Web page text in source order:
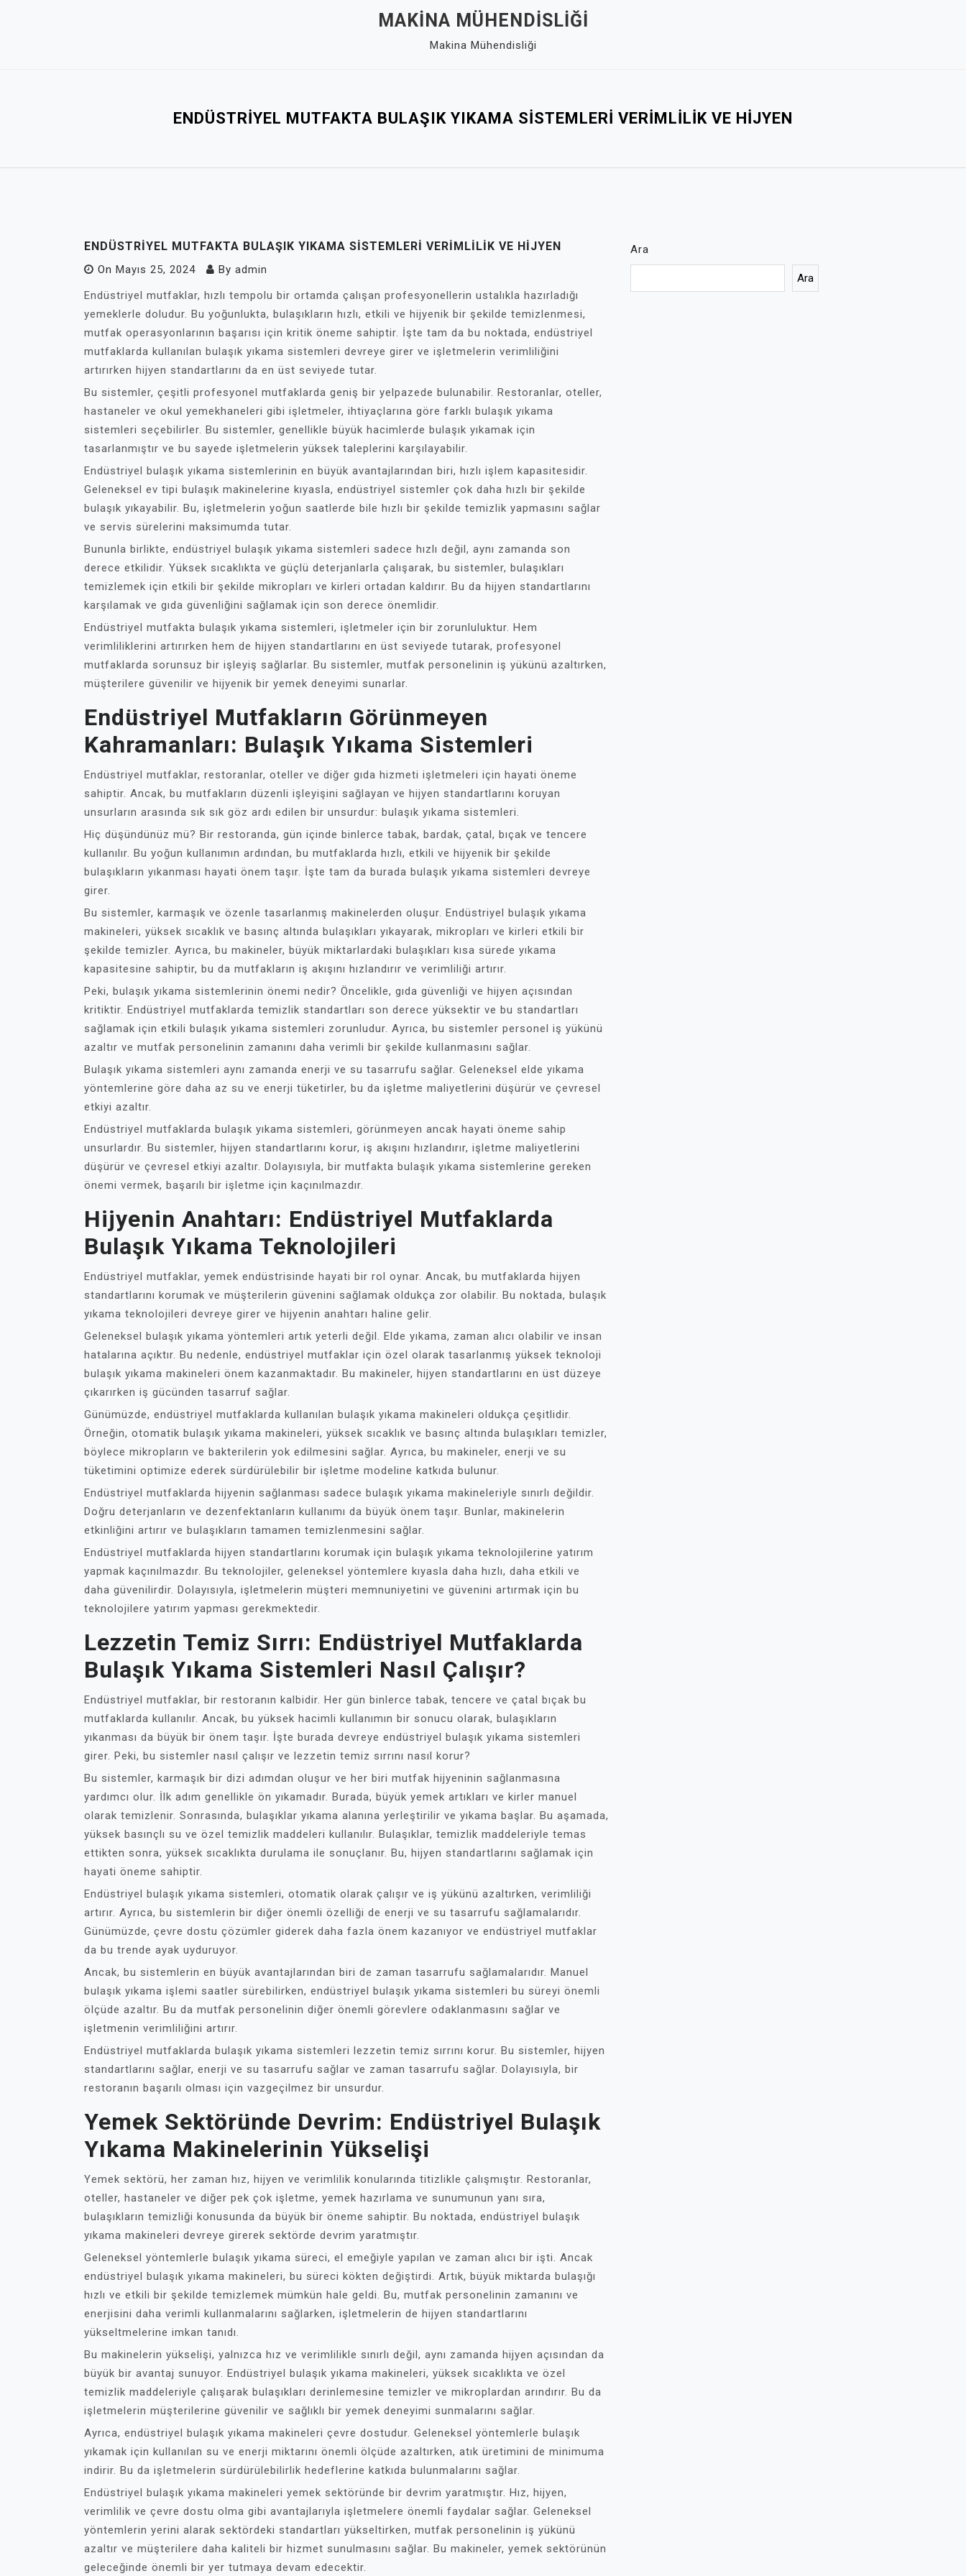
MAKINA MÜHENDISLIĞI
Makina Mühendisliği
ENDÜSTRIYEL MUTFAKTA BULAŞIK YIKAMA SISTEMLERI VERIMLILIK VE HIJYEN
ENDÜSTRIYEL MUTFAKTA BULAŞIK YIKAMA SISTEMLERI VERIMLILIK VE HIJYEN
On Mayıs 25, 2024 By admin
Endüstriyel mutfaklar, hızlı tempolu bir ortamda çalışan profesyonellerin ustalıkla hazırladığı
yemeklerle doludur. Bu yoğunlukta, bulaşıkların hızlı, etkili ve hijyenik bir şekilde temizlenmesi,
mutfak operasyonlarının başarısı için kritik öneme sahiptir. İşte tam da bu noktada, endüstriyel
mutfaklarda kullanılan bulaşık yıkama sistemleri devreye girer ve işletmelerin verimliliğini
artırırken hijyen standartlarını da en üst seviyede tutar.
Bu sistemler, çeşitli profesyonel mutfaklarda geniş bir yelpazede bulunabilir. Restoranlar, oteller,
hastaneler ve okul yemekhaneleri gibi işletmeler, ihtiyaçlarına göre farklı bulaşık yıkama
sistemleri seçebilirler. Bu sistemler, genellikle büyük hacimlerde bulaşık yıkamak için
tasarlanmıştır ve bu sayede işletmelerin yüksek taleplerini karşılayabilir.
Endüstriyel bulaşık yıkama sistemlerinin en büyük avantajlarından biri, hızlı işlem kapasitesidir.
Geleneksel ev tipi bulaşık makinelerine kıyasla, endüstriyel sistemler çok daha hızlı bir şekilde
bulaşık yıkayabilir. Bu, işletmelerin yoğun saatlerde bile hızlı bir şekilde temizlik yapmasını sağlar
ve servis sürelerini maksimumda tutar.
Bununla birlikte, endüstriyel bulaşık yıkama sistemleri sadece hızlı değil, aynı zamanda son
derece etkilidir. Yüksek sıcaklıkta ve güçlü deterjanlarla çalışarak, bu sistemler, bulaşıkları
temizlemek için etkili bir şekilde mikropları ve kirleri ortadan kaldırır. Bu da hijyen standartlarını
karşılamak ve gıda güvenliğini sağlamak için son derece önemlidir.
Endüstriyel mutfakta bulaşık yıkama sistemleri, işletmeler için bir zorunluluktur. Hem
verimliliklerini artırırken hem de hijyen standartlarını en üst seviyede tutarak, profesyonel
mutfaklarda sorunsuz bir işleyiş sağlarlar. Bu sistemler, mutfak personelinin iş yükünü azaltırken,
müşterilere güvenilir ve hijyenik bir yemek deneyimi sunarlar.
Endüstriyel Mutfakların Görünmeyen
Kahramanları: Bulaşık Yıkama Sistemleri
Endüstriyel mutfaklar, restoranlar, oteller ve diğer gıda hizmeti işletmeleri için hayati öneme
sahiptir. Ancak, bu mutfakların düzenli işleyişini sağlayan ve hijyen standartlarını koruyan
unsurların arasında sık sık göz ardı edilen bir unsurdur: bulaşık yıkama sistemleri.
Hiç düşündünüz mü? Bir restoranda, gün içinde binlerce tabak, bardak, çatal, bıçak ve tencere
kullanılır. Bu yoğun kullanımın ardından, bu mutfaklarda hızlı, etkili ve hijyenik bir şekilde
bulaşıkların yıkanması hayati önem taşır. İşte tam da burada bulaşık yıkama sistemleri devreye
girer.
Bu sistemler, karmaşık ve özenle tasarlanmış makinelerden oluşur. Endüstriyel bulaşık yıkama
makineleri, yüksek sıcaklık ve basınç altında bulaşıkları yıkayarak, mikropları ve kirleri etkili bir
şekilde temizler. Ayrıca, bu makineler, büyük miktarlardaki bulaşıkları kısa sürede yıkama
kapasitesine sahiptir, bu da mutfakların iş akışını hızlandırır ve verimliliği artırır.
Peki, bulaşık yıkama sistemlerinin önemi nedir? Öncelikle, gıda güvenliği ve hijyen açısından
kritiktir. Endüstriyel mutfaklarda temizlik standartları son derece yüksektir ve bu standartları
sağlamak için etkili bulaşık yıkama sistemleri zorunludur. Ayrıca, bu sistemler personel iş yükünü
azaltır ve mutfak personelinin zamanını daha verimli bir şekilde kullanmasını sağlar.
Bulaşık yıkama sistemleri aynı zamanda enerji ve su tasarrufu sağlar. Geleneksel elde yıkama
yöntemlerine göre daha az su ve enerji tüketirler, bu da işletme maliyetlerini düşürür ve çevresel
etkiyi azaltır.
Endüstriyel mutfaklarda bulaşık yıkama sistemleri, görünmeyen ancak hayati öneme sahip
unsurlardır. Bu sistemler, hijyen standartlarını korur, iş akışını hızlandırır, işletme maliyetlerini
düşürür ve çevresel etkiyi azaltır. Dolayısıyla, bir mutfakta bulaşık yıkama sistemlerine gereken
önemi vermek, başarılı bir işletme için kaçınılmazdır.
Hijyenin Anahtarı: Endüstriyel Mutfaklarda
Bulaşık Yıkama Teknolojileri
Endüstriyel mutfaklar, yemek endüstrisinde hayati bir rol oynar. Ancak, bu mutfaklarda hijyen
standartlarını korumak ve müşterilerin güvenini sağlamak oldukça zor olabilir. Bu noktada, bulaşık
yıkama teknolojileri devreye girer ve hijyenin anahtarı haline gelir.
Geleneksel bulaşık yıkama yöntemleri artık yeterli değil. Elde yıkama, zaman alıcı olabilir ve insan
hatalarına açıktır. Bu nedenle, endüstriyel mutfaklar için özel olarak tasarlanmış yüksek teknoloji
bulaşık yıkama makineleri önem kazanmaktadır. Bu makineler, hijyen standartlarını en üst düzeye
çıkarırken iş gücünden tasarruf sağlar.
Günümüzde, endüstriyel mutfaklarda kullanılan bulaşık yıkama makineleri oldukça çeşitlidir.
Örneğin, otomatik bulaşık yıkama makineleri, yüksek sıcaklık ve basınç altında bulaşıkları temizler,
böylece mikropların ve bakterilerin yok edilmesini sağlar. Ayrıca, bu makineler, enerji ve su
tüketimini optimize ederek sürdürülebilir bir işletme modeline katkıda bulunur.
Endüstriyel mutfaklarda hijyenin sağlanması sadece bulaşık yıkama makineleriyle sınırlı değildir.
Doğru deterjanların ve dezenfektanların kullanımı da büyük önem taşır. Bunlar, makinelerin
etkinliğini artırır ve bulaşıkların tamamen temizlenmesini sağlar.
Endüstriyel mutfaklarda hijyen standartlarını korumak için bulaşık yıkama teknolojilerine yatırım
yapmak kaçınılmazdır. Bu teknolojiler, geleneksel yöntemlere kıyasla daha hızlı, daha etkili ve
daha güvenilirdir. Dolayısıyla, işletmelerin müşteri memnuniyetini ve güvenini artırmak için bu
teknolojilere yatırım yapması gerekmektedir.
Lezzetin Temiz Sırrı: Endüstriyel Mutfaklarda
Bulaşık Yıkama Sistemleri Nasıl Çalışır?
Endüstriyel mutfaklar, bir restoranın kalbidir. Her gün binlerce tabak, tencere ve çatal bıçak bu
mutfaklarda kullanılır. Ancak, bu yüksek hacimli kullanımın bir sonucu olarak, bulaşıkların
yıkanması da büyük bir önem taşır. İşte burada devreye endüstriyel bulaşık yıkama sistemleri
girer. Peki, bu sistemler nasıl çalışır ve lezzetin temiz sırrını nasıl korur?
Bu sistemler, karmaşık bir dizi adımdan oluşur ve her biri mutfak hijyeninin sağlanmasına
yardımcı olur. İlk adım genellikle ön yıkamadır. Burada, büyük yemek artıkları ve kirler manuel
olarak temizlenir. Sonrasında, bulaşıklar yıkama alanına yerleştirilir ve yıkama başlar. Bu aşamada,
yüksek basınçlı su ve özel temizlik maddeleri kullanılır. Bulaşıklar, temizlik maddeleriyle temas
ettikten sonra, yüksek sıcaklıkta durulama ile sonuçlanır. Bu, hijyen standartlarını sağlamak için
hayati öneme sahiptir.
Endüstriyel bulaşık yıkama sistemleri, otomatik olarak çalışır ve iş yükünü azaltırken, verimliliği
artırır. Ayrıca, bu sistemlerin bir diğer önemli özelliği de enerji ve su tasarrufu sağlamalarıdır.
Günümüzde, çevre dostu çözümler giderek daha fazla önem kazanıyor ve endüstriyel mutfaklar
da bu trende ayak uyduruyor.
Ancak, bu sistemlerin en büyük avantajlarından biri de zaman tasarrufu sağlamalarıdır. Manuel
bulaşık yıkama işlemi saatler sürebilirken, endüstriyel bulaşık yıkama sistemleri bu süreyi önemli
ölçüde azaltır. Bu da mutfak personelinin diğer önemli görevlere odaklanmasını sağlar ve
işletmenin verimliliğini artırır.
Endüstriyel mutfaklarda bulaşık yıkama sistemleri lezzetin temiz sırrını korur. Bu sistemler, hijyen
standartlarını sağlar, enerji ve su tasarrufu sağlar ve zaman tasarrufu sağlar. Dolayısıyla, bir
restoranın başarılı olması için vazgeçilmez bir unsurdur.
Yemek Sektöründe Devrim: Endüstriyel Bulaşık
Yıkama Makinelerinin Yükselişi
Yemek sektörü, her zaman hız, hijyen ve verimlilik konularında titizlikle çalışmıştır. Restoranlar,
oteller, hastaneler ve diğer pek çok işletme, yemek hazırlama ve sunumunun yanı sıra,
bulaşıkların temizliği konusunda da büyük bir öneme sahiptir. Bu noktada, endüstriyel bulaşık
yıkama makineleri devreye girerek sektörde devrim yaratmıştır.
Geleneksel yöntemlerle bulaşık yıkama süreci, el emeğiyle yapılan ve zaman alıcı bir işti. Ancak
endüstriyel bulaşık yıkama makineleri, bu süreci kökten değiştirdi. Artık, büyük miktarda bulaşığı
hızlı ve etkili bir şekilde temizlemek mümkün hale geldi. Bu, mutfak personelinin zamanını ve
enerjisini daha verimli kullanmalarını sağlarken, işletmelerin de hijyen standartlarını
yükseltmelerine imkan tanıdı.
Bu makinelerin yükselişi, yalnızca hız ve verimlilikle sınırlı değil, aynı zamanda hijyen açısından da
büyük bir avantaj sunuyor. Endüstriyel bulaşık yıkama makineleri, yüksek sıcaklıkta ve özel
temizlik maddeleriyle çalışarak bulaşıkları derinlemesine temizler ve mikroplardan arındırır. Bu da
işletmelerin müşterilerine güvenilir ve sağlıklı bir yemek deneyimi sunmalarını sağlar.
Ayrıca, endüstriyel bulaşık yıkama makineleri çevre dostudur. Geleneksel yöntemlerle bulaşık
yıkamak için kullanılan su ve enerji miktarını önemli ölçüde azaltırken, atık üretimini de minimuma
indirir. Bu da işletmelerin sürdürülebilirlik hedeflerine katkıda bulunmalarını sağlar.
Endüstriyel bulaşık yıkama makineleri yemek sektöründe bir devrim yaratmıştır. Hız, hijyen,
verimlilik ve çevre dostu olma gibi avantajlarıyla işletmelere önemli faydalar sağlar. Geleneksel
yöntemlerin yerini alarak sektördeki standartları yükseltirken, mutfak personelinin iş yükünü
azaltır ve müşterilere daha kaliteli bir hizmet sunulmasını sağlar. Bu makineler, yemek sektörünün
geleceğinde önemli bir yer tutmaya devam edecektir.
Ara
Ara